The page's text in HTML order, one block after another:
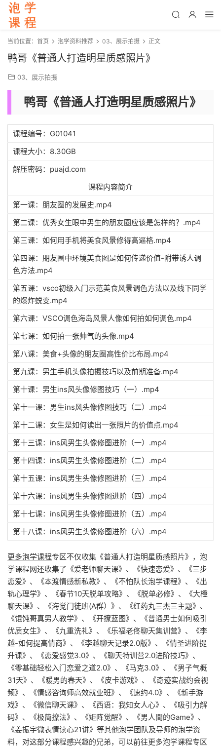
当前位置： 首页 泡学资料推荐 03、展示拍摄 正文
鸭哥《普通人打造明星质感照片》
03、展示拍摄
鸭哥《普通人打造明星质感照片》
课程编号：G01041
课程大小：8.30GB
解压密码：puajd.com
课程内容简介
第一课：朋友圈的发展史.mp4
第二课：优秀女生眼中男生的朋友圈应该是怎样的？.mp4
第三课：如何用手机将美食风景修得高逼格.mp4
第四课：朋友圈中环境美食图是如何传递价值-附带诱人调
色方法.mp4
第五课：vsco初级入门示范美食风景调色方法以及线下同学
的爆炸蜕变.mp4
第六课：VSCO调色海岛风景人像如何拍如何调色.mp4
第七课：如何拍一张帅气的头像.mp4
第八课：美食+头像的朋友圈高性价比布局.mp4
第九课：男生手机头像拍摄技巧以及前期准备.mp4
第十课：男生ins风头像修图技巧（一）.mp4
第十一课：男生ins风头像修图技巧（二）.mp4
第十二课：女生是如何读出一张照片的价值点.mp4
第十三课：ins风男生头像修图进阶（一）.mp4
第十四课：ins风男生头像修图进阶（二）.mp4
第十五课：ins风男生头像修图进阶（三）.mp4
第十六课：ins风男生头像修图进阶（四）.mp4
第十七课：ins风男生头像修图进阶（五）.mp4
第十八课：ins风男生头像修图进阶（六）.mp4
更多泡学课程专区不仅收集《普通人打造明星质感照片》，泡
学课程网还收集了《爱老师聊天课》、《快速恋爱》、《三步
恋爱》、《本渡情感新私教》、《不怕队长泡学课程》、《出
轨心理学》、《春节10天脱单攻略》、《脱单必修》、《大橙
聊天课》、《海觉门徒班(A群）》、《红药丸三杰三主题》、
《馄饨哥真男人教学》、《开撩蓝图》、《普通男士如何吸引
优质女生》、《九重洗礼》、《乐福老佟聊天集训营》、《李
越-如何提高情商》、《李越聊天记录2.0版》、《情圣进阶提
升课》、《恋爱感觉3.0》、《聊天特训营2.0进阶技巧》、
《零基础轻松入门恋爱之道2.0》、《马克3.0》、《男子气概
31天》、《暖男的春天》、《皮卡游戏》、《奇迹实战约会视
频》、《情感咨询师高效就业班》、《速约4.0》、《新手游
戏》、《微信聊天课》、《西语：我知女人心》、《吸引力解
码》、《极简撩法》、《矩阵觉醒》、《男人間的Game》、
《姜振宇微表情读心21讲》等其他泡学团队及导师的泡学资
料，对这部分课程感兴趣的兄弟，可以前往更多泡学课程专区